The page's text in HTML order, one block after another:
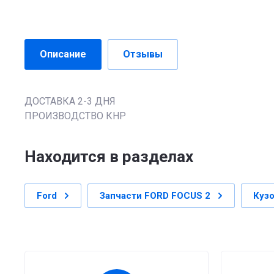
Описание Отзывы
ДОСТАВКА 2-3 ДНЯ
ПРОИЗВОДСТВО КНР
Находится в разделах
Ford Запчасти FORD FOCUS 2